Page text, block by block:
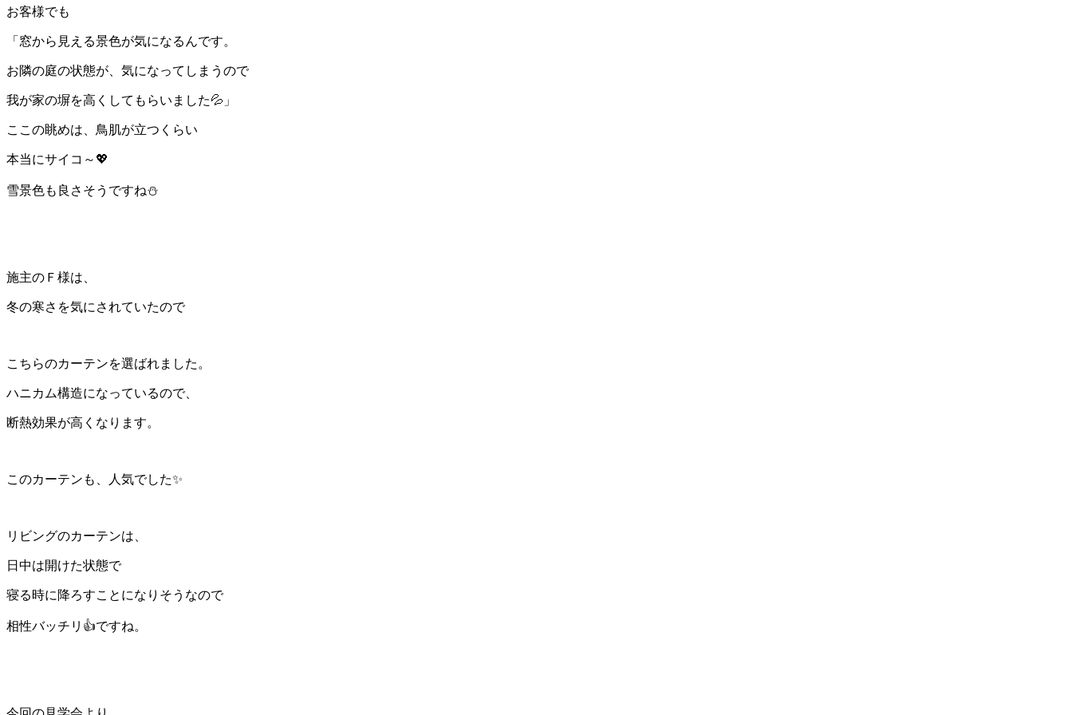
お客様でも
「窓から見える景色が気になるんです。
お隣の庭の状態が、気になってしまうので
我が家の塀を高くしてもらいました💦」
ここの眺めは、鳥肌が立つくらい
本当にサイコ～💖
雪景色も良さそうですね⛄
施主のＦ様は、
冬の寒さを気にされていたので
こちらのカーテンを選ばれました。
ハニカム構造になっているので、
断熱効果が高くなります。
このカーテンも、人気でした✨
リビングのカーテンは、
日中は開けた状態で
寝る時に降ろすことになりそうなので
相性バッチリ👍ですね。